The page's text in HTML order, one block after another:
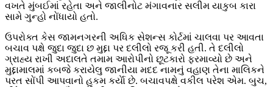
વખતે મુંબઈમાં રહેતા અને જાલીનોટ મંગાવનાર સલીમ યાકુબ કારા
સામે ગુન્હો નોંધાયો હતો.
ઉપરોક્ત કેસ જામનગરની અધિક સેશન્સ કોર્ટમાં ચાલવા પર આવતા
બચાવ પક્ષે જુદા જુદા છ મુદ્દા પર દલીલો રજૂ કરી હતી. તે દલીલો
ગ્રાહ્ય રાખી અદાલતે તમામ આરોપીનો છૂટકારો ફરમાવ્યો છે અને
મુદ્દામાલમાં કબજે કરાયેલુ જાનીયા મદદ નામનું વહાણ તેના માલિકને
પરત સોંપી આપવાનો હુકમ કર્યાે છે. બચાવપક્ષે વકીલ પરેશ એમ. બુચ,